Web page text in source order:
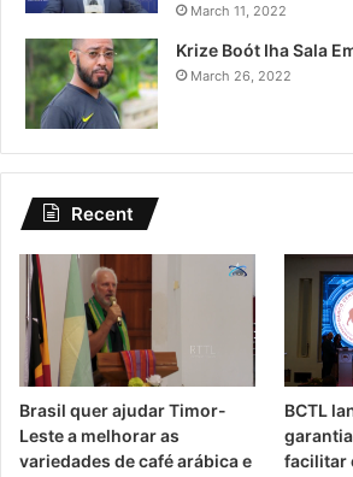
March 11, 2022
Krize Boót Iha Sala
March 26, 2022
Recent
Brasil quer ajudar Timor-
Leste a melhorar as
variedades de café arábica e
BCTL
facilitar